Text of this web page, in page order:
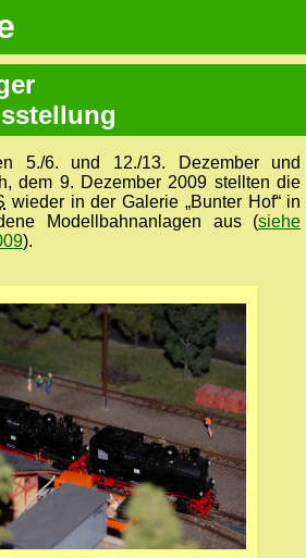
5./6. und 12./13. Dezember und
dem 9. Dezember 2009 stellten die
wieder in der Galerie „Bunter Hof“ in
Modellbahnanlagen aus (siehe
).